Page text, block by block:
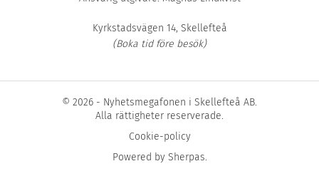
Kyrkstadsvägen 14, Skellefteå
(Boka tid före besök)
© 2026 - Nyhetsmegafonen i Skellefteå AB.
Alla rättigheter reserverade.
Cookie-policy
Powered by Sherpas.